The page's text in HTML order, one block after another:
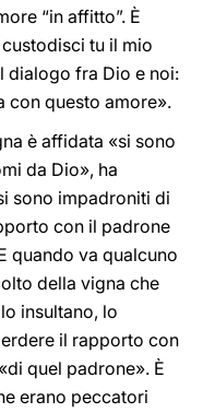
“in affitto”. È
tu il mio
dialogo fra Dio e noi:
con questo amore».
è affidata «si sono
da Dio», ha
sono impadroniti di
con il padrone
quando va qualcuno
della vigna che
insultano, lo
il rapporto con
quel padrone». È
erano peccatori